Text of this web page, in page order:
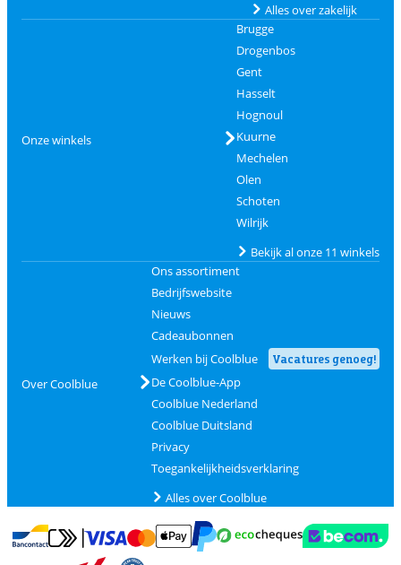
Alles over zakelijk
Onze winkels
Brugge
Drogenbos
Gent
Hasselt
Hognoul
Kuurne
Mechelen
Olen
Schoten
Wilrijk
Bekijk al onze 11 winkels
Over Coolblue
Ons assortiment
Bedrijfswebsite
Nieuws
Cadeaubonnen
Werken bij Coolblue
Vacatures genoeg!
De Coolblue-App
Coolblue Nederland
Coolblue Duitsland
Privacy
Toegankelijkheidsverklaring
Alles over Coolblue
Betalen met Bancontact
Betalen met MasterCard en Visa via ClickToPay